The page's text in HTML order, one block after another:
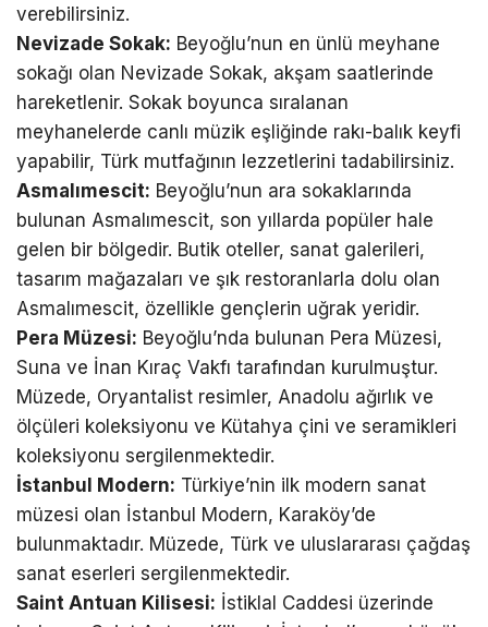
verebilirsiniz.
Nevizade Sokak: Beyoğlu’nun en ünlü meyhane
sokağı olan Nevizade Sokak, akşam saatlerinde
hareketlenir. Sokak boyunca sıralanan
meyhanelerde canlı müzik eşliğinde rakı-balık keyfi
yapabilir, Türk mutfağının lezzetlerini tadabilirsiniz.
Asmalımescit: Beyoğlu’nun ara sokaklarında
bulunan Asmalımescit, son yıllarda popüler hale
gelen bir bölgedir. Butik oteller, sanat galerileri,
tasarım mağazaları ve şık restoranlarla dolu olan
Asmalımescit, özellikle gençlerin uğrak yeridir.
Pera Müzesi: Beyoğlu’nda bulunan Pera Müzesi,
Suna ve İnan Kıraç Vakfı tarafından kurulmuştur.
Müzede, Oryantalist resimler, Anadolu ağırlık ve
ölçüleri koleksiyonu ve Kütahya çini ve seramikleri
koleksiyonu sergilenmektedir.
İstanbul Modern: Türkiye’nin ilk modern sanat
müzesi olan İstanbul Modern, Karaköy’de
bulunmaktadır. Müzede, Türk ve uluslararası çağdaş
sanat eserleri sergilenmektedir.
Saint Antuan Kilisesi: İstiklal Caddesi üzerinde